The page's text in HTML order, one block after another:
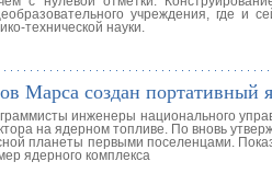
учреждения, где и
технической науки.
Марса создан портативный
инженеры национального
на ядерном топливе. По вновь
планеты первыми поселенцами.
ядерного комплекса